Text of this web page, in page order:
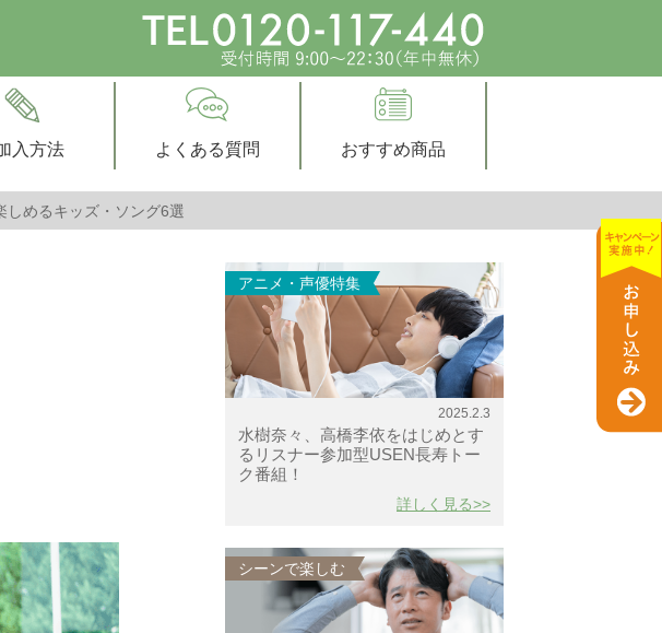
入方法 よくある質問 おすすめ商品
しめるキッズ・ソング6選
2025.2.3
水樹奈々、高橋李依をはじめとす
るリスナー参加型USEN長寿トー
ク番組！
詳しく見る>>
アニメ・声優特集
シーンで楽しむ